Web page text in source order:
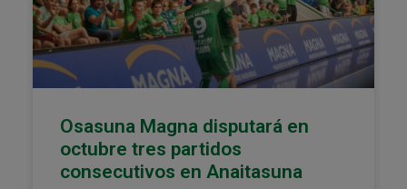
Osasuna Magna disputará en
octubre tres partidos
consecutivos en Anaitasuna